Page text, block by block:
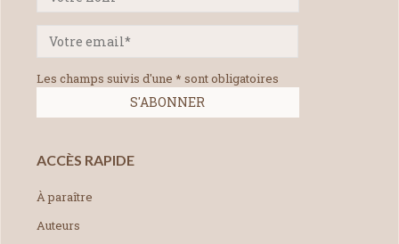
Les champs suivis d'une * sont obligatoires
ACCÈS RAPIDE
À paraître
Auteurs